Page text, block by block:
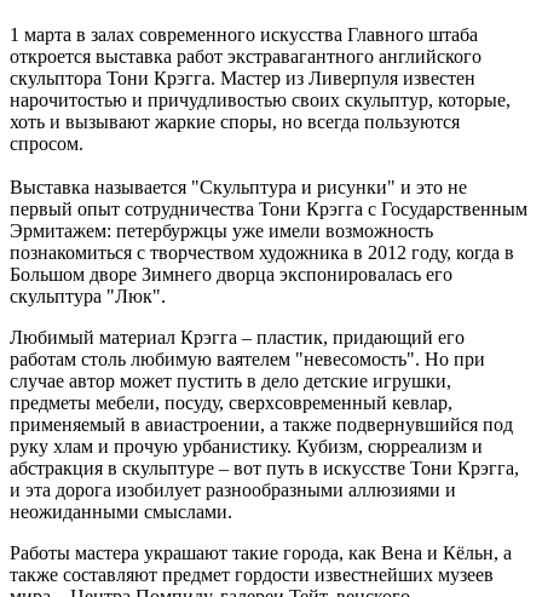
1 марта в залах современного искусства Главного штаба
откроется выставка работ экстравагантного английского
скульптора Тони Крэгга. Мастер из Ливерпуля известен
нарочитостью и причудливостью своих скульптур, которые,
хоть и вызывают жаркие споры, но всегда пользуются
спросом.
Выставка называется "Скульптура и рисунки" и это не
первый опыт сотрудничества Тони Крэгга с Государственным
Эрмитажем: петербуржцы уже имели возможность
познакомиться с творчеством художника в 2012 году, когда в
Большом дворе Зимнего дворца экспонировалась его
скульптура "Люк".
Любимый материал Крэгга – пластик, придающий его
работам столь любимую ваятелем "невесомость". Но при
случае автор может пустить в дело детские игрушки,
предметы мебели, посуду, сверхсовременный кевлар,
применяемый в авиастроении, а также подвернувшийся под
руку хлам и прочую урбанистику. Кубизм, сюрреализм и
абстракция в скульптуре – вот путь в искусстве Тони Крэгга,
и эта дорога изобилует разнообразными аллюзиями и
неожиданными смыслами.
Работы мастера украшают такие города, как Вена и Кёльн, а
также составляют предмет гордости известнейших музеев